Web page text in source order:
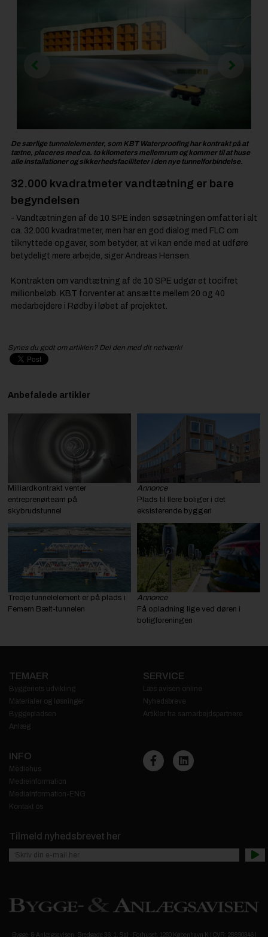
De særlige tunnelelementer, som KBT Waterproofing har kontrakt på at
tætne, placeres med ca. to kilometers mellemrum og kommer til at huse
alle installationer og sikkerhedsfaciliteter i den nye tunnelforbindelse.
32.000 kvadratmeter vandtætning er bare
begyndelsen
- Vandtætningen af de 10 SPE inden søsætningen omfatter i alt
ca. 32.000 kvadratmeter, men har en god dialog med FLC om
tilknyttede opgaver, som betyder, at vi kan ende med at udføre
betydeligt mere arbejde, siger Andreas Hensen.
Kontrakten om vandtætning af de 10 SPE udgør et tocifret
millionbeløb. KBT forventer at ansætte mellem 20 og 40
medarbejdere i Rødby i løbet af projektet.
Synes du godt om artiklen? Del den med dit netværk!
Anbefalede artikler
Milliardkontrakt venter
entreprenørteam på
skybrudstunnel
Annonce
Plads til flere boliger i det
eksisterende byggeri
Tredje tunnelelement er på plads i
Femern Bælt-tunnelen
Annonce
Få opladning lige ved døren i
boligforeningen
TEMAER
Byggeriets udvikling
Materialer og løsninger
Byggepladsen
Anlæg
SERVICE
Læs avisen online
Nyhedsbreve
Artikler fra samarbejdspartnere
INFO
Mediehus
Medieinformation
Mediainformation-ENG
Kontakt os
Tilmeld nyhedsbrevet her
Bygge- & Anlægsavisen, Bredgade 36. 1. Sal - Forhuset, 1260 København K | CVR: 28890346 |